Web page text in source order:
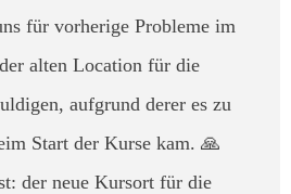
für vorherige Probleme im
alten Location für die
aufgrund derer es zu
Start der Kurse kam. 🙏
der neue Kursort für die